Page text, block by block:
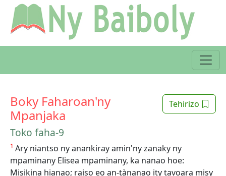
Tehirizo
Boky Faharoan'ny
Mpanjaka
Toko faha-9
1 Ary niantso ny anankiray amin'ny zanaky ny
mpaminany Elisea mpaminany, ka nanao hoe:
Misikina hianao; raiso eo an-tànanao ity tavoara misy